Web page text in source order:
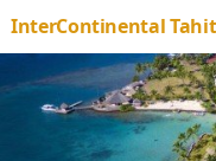
InterContinental